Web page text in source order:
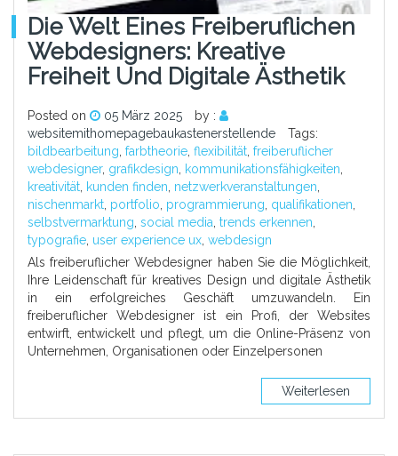
Die Welt Eines Freiberuflichen
Webdesigners: Kreative
Freiheit Und Digitale Ästhetik
Posted on 05 März 2025
by :
websitemithomepagebaukastenerstellende
Tags:
bildbearbeitung farbtheorie flexibilität freiberuflicher
webdesigner, grafikdesign kommunikationsfähigkeiten
kreativität kunden finden netzwerkveranstaltungen
nischenmarkt portfolio programmierung qualifikationen
selbstvermarktung social media trends erkennen
typografie user experience ux webdesign
Als freiberuflicher Webdesigner haben Sie die Möglichkeit,
Ihre Leidenschaft für kreatives Design und digitale Ästhetik
in ein erfolgreiches Geschäft umzuwandeln. Ein
freiberuflicher Webdesigner ist ein Profi, der Websites
entwirft, entwickelt und pflegt, um die Online-Präsenz von
Unternehmen, Organisationen oder Einzelpersonen
Weiterlesen